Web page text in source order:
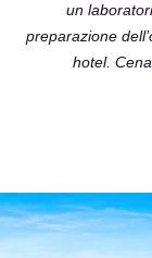
un
preparazione
hotel.